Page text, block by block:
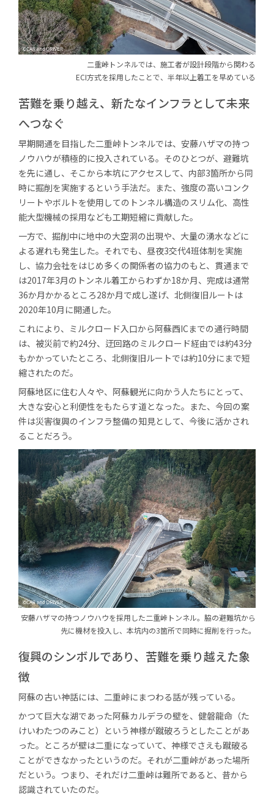
二重峠トンネルでは、施工者が設計段階から関わる
ECI方式を採用したことで、 半年以上着工を早めている
苦難を乗り越え、 新たなインフラとして未来
へつなぐ
早期開通を目指した二重峠トンネルでは、安藤ハザマの持つ
ノウハウが積極的に投入されている。そのひとつが、避難坑
を先に通し、そこから本坑にアクセスして、内部3箇所から同
時に掘削を実施するという手法だ。また、強度の高いコンク
リートやボルトを使用してのトンネル構造のスリム化、高性
能大型機械の採用なども工期短縮に貢献した。
一方で、掘削中に地中の大空洞の出現や、大量の湧水などに
よる遅れも発生した。それでも、昼夜3交代4班体制を実施
し、協力会社をはじめ多くの関係者の協力のもと、貫通まで
は2017年3月のトンネル着工からわずか18か月、完成は通常
36か月かかるところ28か月で成し遂げ、北側復旧ルートは
2020年10月に開通した。
これにより、ミルクロード入口から阿蘇西ICまでの通行時間
は、被災前で約24分、迂回路のミルクロード経由では約43分
もかかっていたところ、北側復旧ルートでは約10分にまで短
縮されたのだ。
阿蘇地区に住む人々や、阿蘇観光に向かう人たちにとって、
大きな安心と利便性をもたらす道となった。また、今回の案
件は災害復興のインフラ整備の知見として、今後に活かされ
ることだろう。
安藤ハザマの持つノウハウを採用した二重峠トンネル。 脇の避難坑から
先に機材を投入し、 本坑内の3箇所で同時に掘削を行った。
復興のシンボルであり、 苦難を乗り越えた象
徴
阿蘇の古い神話には、二重峠にまつわる話が残っている。
かつて巨大な湖であった阿蘇カルデラの壁を、健磐龍命（た
けいわたつのみこと）という神様が蹴破ろうとしたことがあ
った。ところが壁は二重になっていて、神様でさえも蹴破る
ことができなかったというのだ。それが二重峠があった場所
だという。つまり、それだけ二重峠は難所であると、昔から
認識されていたのだ。